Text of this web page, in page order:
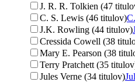
J. R. R. Tolkien (47
C. S. Lewis (46 titulov)
J.K. Rowling (44 titulov)
Cressida Cowell (38
Mary E. Pearson (38
Terry Pratchett (35
Jules Verne (34 titulov)